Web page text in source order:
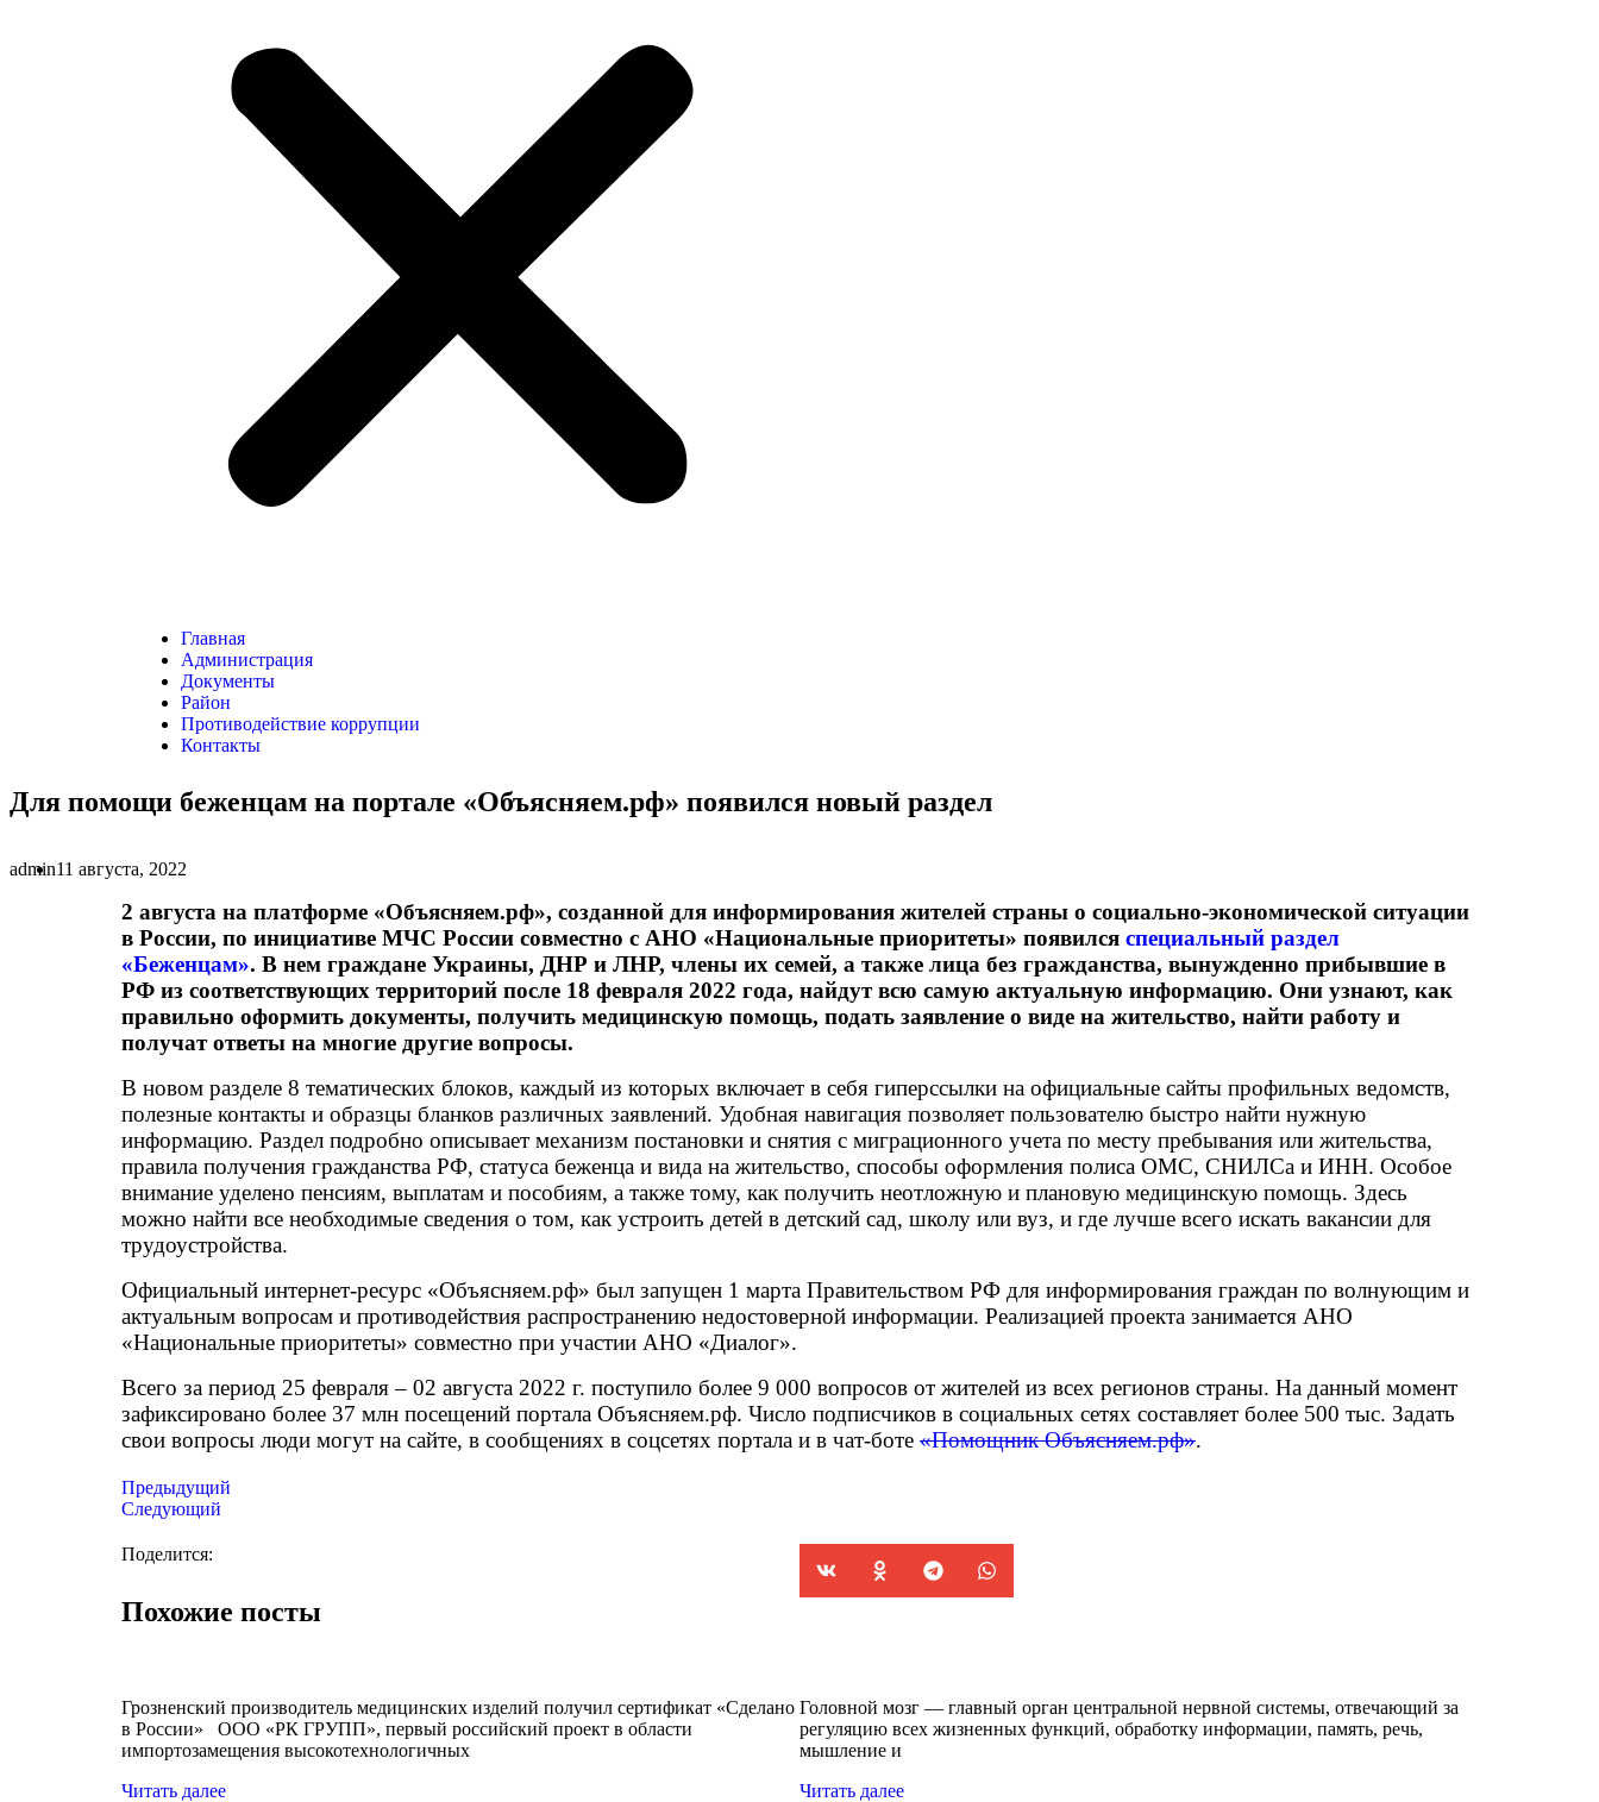
Главная
Администрация
Документы
Район
Противодействие коррупции
Контакты
Для помощи беженцам на портале «Объясняем.рф» появился новый раздел
admin11 августа, 2022
2 августа на платформе «Объясняем.рф», созданной для информирования жителей страны о социально-экономической ситуации
в России, по инициативе МЧС России совместно с АНО «Национальные приоритеты» появился специальный раздел
«Беженцам». В нем граждане Украины, ДНР и ЛНР, члены их семей, а также лица без гражданства, вынужденно прибывшие в
РФ из соответствующих территорий после 18 февраля 2022 года, найдут всю самую актуальную информацию. Они узнают, как
правильно оформить документы, получить медицинскую помощь, подать заявление о виде на жительство, найти работу и
получат ответы на многие другие вопросы.
В новом разделе 8 тематических блоков, каждый из которых включает в себя гиперссылки на официальные сайты профильных ведомств,
полезные контакты и образцы бланков различных заявлений. Удобная навигация позволяет пользователю быстро найти нужную
информацию. Раздел подробно описывает механизм постановки и снятия с миграционного учета по месту пребывания или жительства,
правила получения гражданства РФ, статуса беженца и вида на жительство, способы оформления полиса ОМС, СНИЛСа и ИНН. Особое
внимание уделено пенсиям, выплатам и пособиям, а также тому, как получить неотложную и плановую медицинскую помощь. Здесь
можно найти все необходимые сведения о том, как устроить детей в детский сад, школу или вуз, и где лучше всего искать вакансии для
трудоустройства.
Официальный интернет-ресурс «Объясняем.рф» был запущен 1 марта Правительством РФ для информирования граждан по волнующим и
актуальным вопросам и противодействия распространению недостоверной информации. Реализацией проекта занимается АНО
«Национальные приоритеты» совместно при участии АНО «Диалог».
Всего за период 25 февраля – 02 августа 2022 г. поступило более 9 000 вопросов от жителей из всех регионов страны. На данный момент
зафиксировано более 37 млн посещений портала Объясняем.рф. Число подписчиков в социальных сетях составляет более 500 тыс. Задать
свои вопросы люди могут на сайте, в сообщениях в соцсетях портала и в чат-боте «Помощник Объясняем.рф».
Предыдущий
Следующий
Поделится:
Похожие посты
Грозненский производитель медицинских изделий получил сертификат «Сделано
в России» ООО «РК ГРУПП», первый российский проект в области
импортозамещения высокотехнологичных
Читать далее
Головной мозг — главный орган центральной нервной системы, отвечающий за
регуляцию всех жизненных функций, обработку информации, память, речь,
мышление и
Читать далее